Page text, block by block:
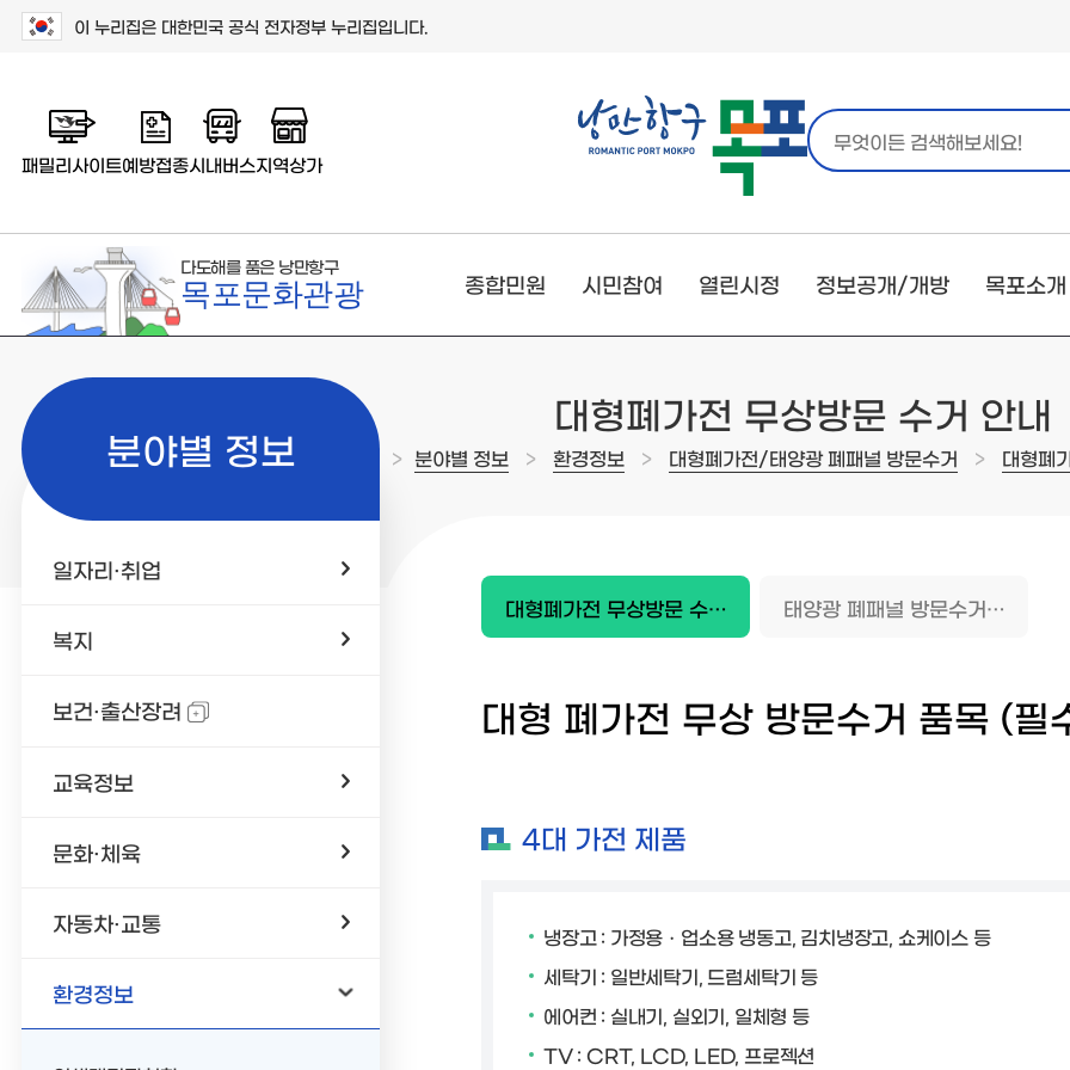
이 누리집은 대한민국 공식 전자정부 누리집입니다.
패밀리사이트예방접종시내버스지역상가
다도해를 품은 낭만항구
목포문화관광 종합민원 시민참여 열린시정 정보공개/개방 목포소개
대형폐가전 무상방문 수거 안내
> 분야별 정보 > 환경정보 > 대형폐가전/태양광 폐패널 방문수거 > 대형폐
분야별 정보
일자리·취업
복지
보건·출산장려
교육정보
문화·체육
자동차·교통
환경정보
대형폐가전 무상방문 수거 안내 태양광 폐패널 방문수거안내
대형 폐가전 무상 방문수거 품목 (필
4대 가전 제품
냉장고 : 가정용ㆍ업소용 냉동고, 김치냉장고, 쇼케이스 등
세탁기 : 일반세탁기, 드럼세탁기 등
에어컨 : 실내기, 실외기, 일체형 등
TV : CRT, LCD, LED, 프로젝션